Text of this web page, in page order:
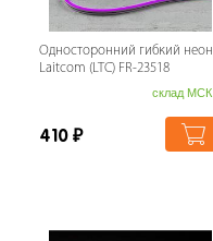
Односторонний гибкий неон
Laitcom (LTC) FR-23518
склад МСК
410 ₽